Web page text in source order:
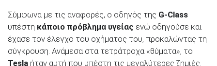
Μεταχειρισμένα
Σύμφωνα με τις αναφορές, ο οδηγός της G-Class
υπέστη κάποιο πρόβλημα υγείας ενώ οδηγούσε και
έχασε τον έλεγχο του οχήματος του, προκαλώντας τη
σύγκρουση. Ανάμεσα στα τετράτροχα «θύματα», το
Tesla ήταν αυτή που υπέστη τις μεγαλύτερες ζημιές.